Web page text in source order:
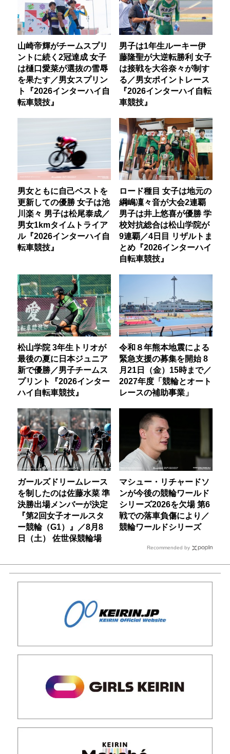
山崎帝輝がチームスプリ
ントに続く2冠達成 女子
は樋口愛菜が選抜の雪辱
を果たす／男女スプリン
ト『2026インターハイ自
転車競技』
男子は1年生ルーキー伊
藤隆聖が大逆転勝利 女子
は接戦を大谷奈々が制す
る／男女ポイントレース
『2026インターハイ自転
車競技』
男女ともに自己ベストを
更新しての優勝 女子は池
川楽々 男子は松尾泰成／
男女1kmタイムトライア
ル『2026インターハイ自
転車競技』
ロード種目 女子は地元の
綱嶋凜々音が大会2連覇
男子は井上悠喜が優勝 学
校対抗総合は松山学院が
9連覇／4日目 リザルトま
とめ『2026インターハイ
自転車競技』
松山学院 3年生トリオが
最後の夏に日本ジュニア
新で優勝／男子チームス
プリント『2026インター
ハイ自転車競技』
令和８年熊本地震による
緊急支援の募集を開始 8
月21日（金）15時まで／
2027年度「競輪とオート
レースの補助事業」
ガールズドリームレース
を制したのは佐藤水菜 準
決勝出場メンバーが決定
『第2回女子オールスタ
ー競輪（G1）』／8月8
日（土） 佐世保競輪場
マシュー・リチャードソ
ンが今後の競輪ワールド
シリーズ2026を欠場 第6
戦での落車負傷により／
競輪ワールドシリーズ
Recommended by